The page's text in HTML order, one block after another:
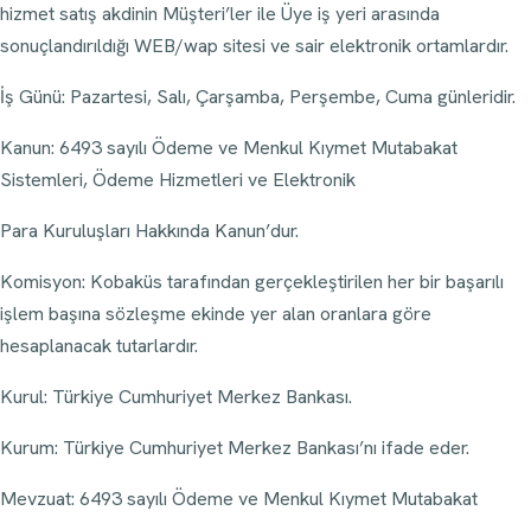
hizmet satış akdinin Müşteri’ler ile Üye iş yeri arasında
sonuçlandırıldığı WEB/wap sitesi ve sair elektronik ortamlardır.
İş Günü: Pazartesi, Salı, Çarşamba, Perşembe, Cuma günleridir.
Kanun: 6493 sayılı Ödeme ve Menkul Kıymet Mutabakat
Sistemleri, Ödeme Hizmetleri ve Elektronik
Para Kuruluşları Hakkında Kanun’dur.
Komisyon: Kobaküs tarafından gerçekleştirilen her bir başarılı
işlem başına sözleşme ekinde yer alan oranlara göre
hesaplanacak tutarlardır.
Kurul: Türkiye Cumhuriyet Merkez Bankası.
Kurum: Türkiye Cumhuriyet Merkez Bankası’nı ifade eder.
Mevzuat: 6493 sayılı Ödeme ve Menkul Kıymet Mutabakat